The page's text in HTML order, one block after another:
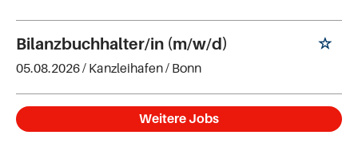
Bilanzbuchhalter/in (m/w/d)
05.08.2026 / Kanzleihafen/ Bonn
Weitere Jobs